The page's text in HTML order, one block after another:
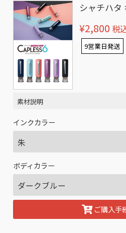
シャチハタ
¥2,800 税
9営業日発送
素材説明
インクカラー
ボディカラー
ご購入手